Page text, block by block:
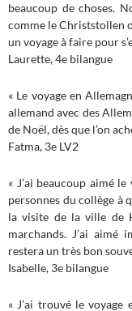
beaucoup de choses.
comme le Christstollen
un voyage à faire pour
Laurette, 4e bilangue
« Le voyage en
allemand avec des
de Noël, dès que l’on
Fatma, 3e LV2
« J’ai beaucoup aimé
personnes du collège à
la visite de la ville de
marchands. J’ai aimé
restera un très bon
Isabelle, 3e bilangue
« J’ai trouvé le